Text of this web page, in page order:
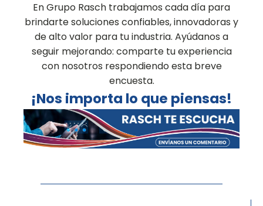
En Grupo Rasch trabajamos cada día para
brindarte soluciones confiables, innovadoras y
de alto valor para tu industria. Ayúdanos a
seguir mejorando: comparte tu experiencia
con nosotros respondiendo esta breve
encuesta.
¡Nos importa lo que piensas!